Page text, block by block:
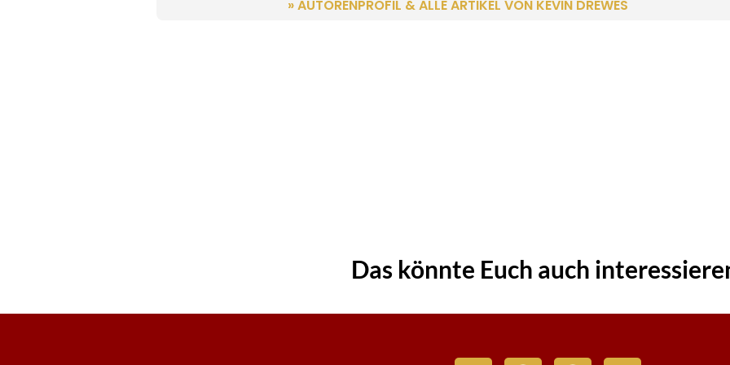
» AUTORENPROFIL & ALLE ARTIKEL VON KEVIN DREWES
Das könnte Euch auch